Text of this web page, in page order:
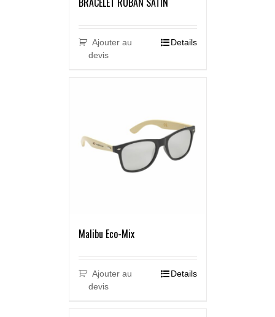
Ajouter au
devis
Details
Malibu Eco-Mix
Ajouter au
devis
Details